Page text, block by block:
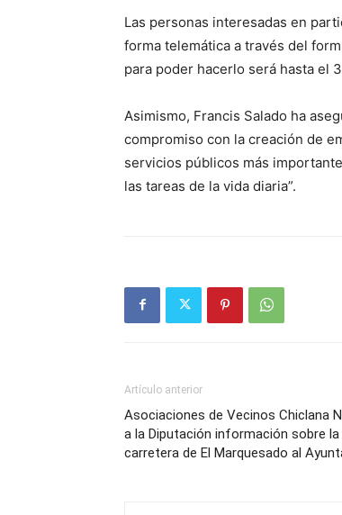
Las personas interesadas en
forma telemática a través del
para poder hacerlo será hasta el
Asimismo, Francis Salado ha
compromiso con la creación de
servicios públicos más
las tareas de la vida diaria”.
Artículo anterior
Asociaciones de Vecinos Chiclana
a la Diputación información sobre
carretera de El Marquesado al